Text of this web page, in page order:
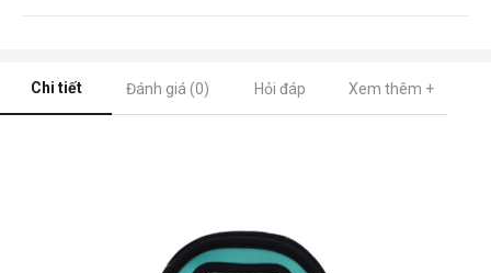
Chi tiết Đánh giá (0) Hỏi đáp Xem thêm +